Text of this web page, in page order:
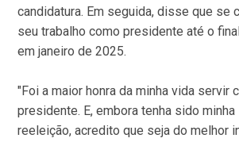
candidatura. Em seguida, disse que se
seu trabalho como presidente até o
em janeiro de 2025.
"Foi a maior honra da minha vida servir
presidente. E, embora tenha sido
reeleição, acredito que seja do melhor